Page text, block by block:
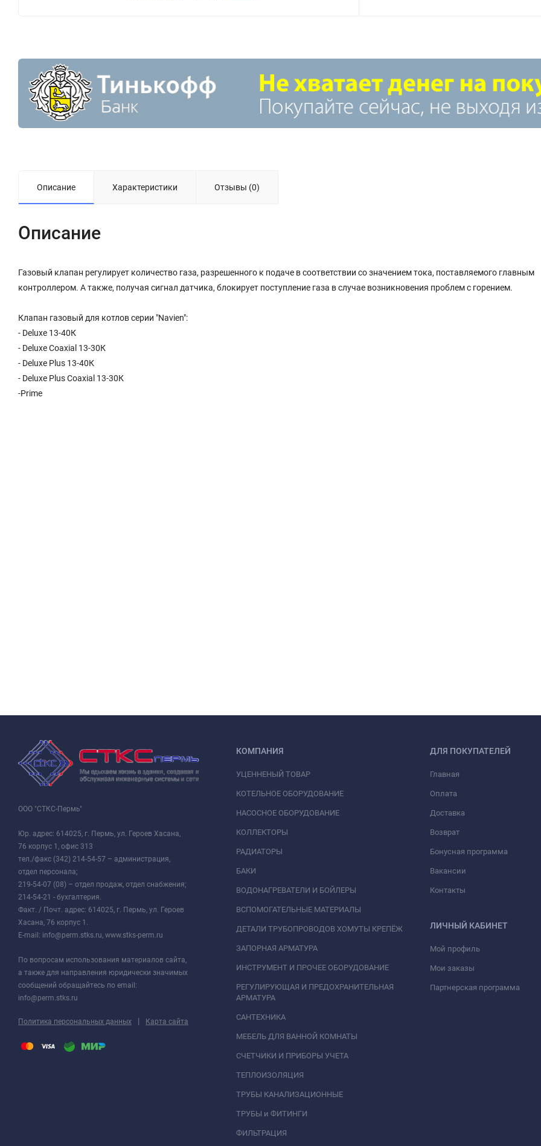
Описание Характеристики Отзывы (0)
Описание
Газовый клапан регулирует количество газа, разрешенного к подаче в соответствии со значением тока, поставляемого главным
контроллером. А также, получая сигнал датчика, блокирует поступление газа в случае возникновения проблем с горением.
Клапан газовый для котлов серии "Navien":
- Deluxe 13-40К
- Deluxe Coaxial 13-30К
- Deluxe Plus 13-40К
- Deluxe Plus Coaxial 13-30К
-Prime
ООО "СТКС-Пермь"
Юр. адрес: 614025, г. Пермь, ул. Героев Хасана,
76 корпус 1, офис 313
тел./факс (342) 214-54-57 – администрация,
отдел персонала;
219-54-07 (08) – отдел продаж, отдел снабжения;
214-54-21 - бухгалтерия.
Факт. / Почт. адрес: 614025, г. Пермь, ул. Героев
Хасана, 76 корпус 1.
E-mail: info@perm.stks.ru, www.stks-perm.ru
По вопросам использования материалов сайта,
а также для направления юридически значимых
сообщений обращайтесь по email:
info@perm.stks.ru
Политика персональных данных | Карта сайта
КОМПАНИЯ
УЦЕННЕНЫЙ ТОВАР
КОТЕЛЬНОЕ ОБОРУДОВАНИЕ
НАСОСНОЕ ОБОРУДОВАНИЕ
КОЛЛЕКТОРЫ
РАДИАТОРЫ
БАКИ
ВОДОНАГРЕВАТЕЛИ И БОЙЛЕРЫ
ВСПОМОГАТЕЛЬНЫЕ МАТЕРИАЛЫ
ДЕТАЛИ ТРУБОПРОВОДОВ ХОМУТЫ КРЕПЁЖ
ЗАПОРНАЯ АРМАТУРА
ИНСТРУМЕНТ И ПРОЧЕЕ ОБОРУДОВАНИЕ
РЕГУЛИРУЮЩАЯ И ПРЕДОХРАНИТЕЛЬНАЯ
АРМАТУРА
САНТЕХНИКА
МЕБЕЛЬ ДЛЯ ВАННОЙ КОМНАТЫ
СЧЕТЧИКИ И ПРИБОРЫ УЧЕТА
ТЕПЛОИЗОЛЯЦИЯ
ТРУБЫ КАНАЛИЗАЦИОННЫЕ
ТРУБЫ и ФИТИНГИ
ФИЛЬТРАЦИЯ
ДЛЯ ПОКУПАТЕЛЕЙ
Главная
Оплата
Доставка
Возврат
Бонусная программа
Вакансии
Контакты
ЛИЧНЫЙ КАБИНЕТ
Мой профиль
Мои заказы
Партнерская программа